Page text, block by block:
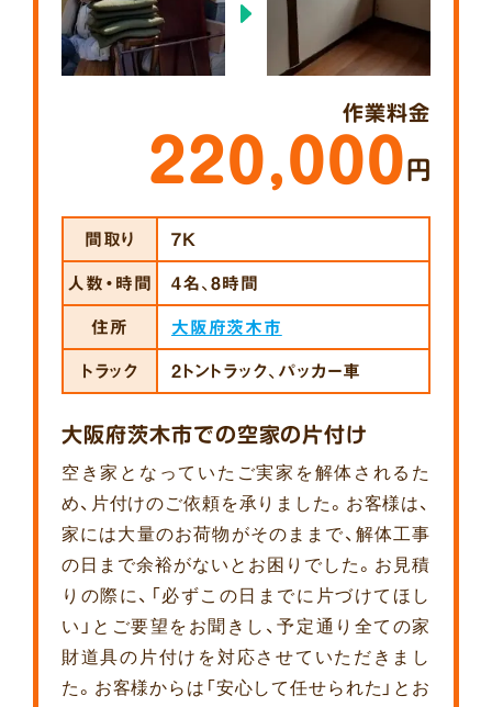
大阪府茨木市での空家の片付け
空き家となっていたご実家を解体されるた
め、片付けのご依頼を承りました。お客様は、
家には大量のお荷物がそのままで、解体工事
の日まで余裕がないとお困りでした。お見積
りの際に、「必ずこの日までに片づけてほし
い」とご要望をお聞きし、予定通り全ての家
財道具の片付けを対応させていただきまし
た。お客様からは「安心して任せられた」とお
作業料金
220,000円
間取り 7K
人数・時間 4名、8時間
住所 大阪府茨木市
トラック 2トントラック、パッカー車